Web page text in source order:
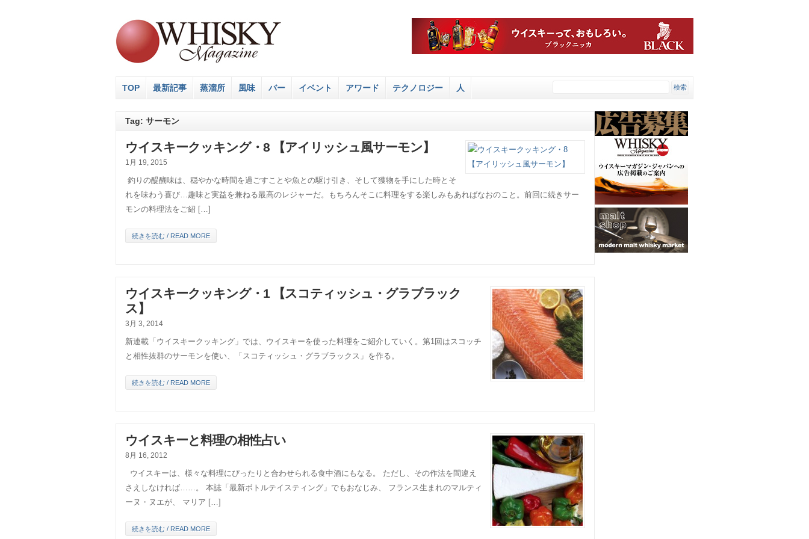
TOP 最新記事 蒸溜所 風味 バー イベント アワード テクノロジー 人
Tag: サーモン
ウイスキークッキング・8 【アイリッシュ風サーモン】
1月 19, 2015
釣りの醍醐味は、穏やかな時間を過ごすことや魚との駆け引き、そして獲物を手にした時とそ
れを味わう喜び…趣味と実益を兼ねる最高のレジャーだ。もちろんそこに料理をする楽しみもあればなおのこと。前回に続きサー
モンの料理法をご紹 […]
続きを読む / READ MORE
ウイスキークッキング・1 【スコティッシュ・グラブラック
ス】
3月 3, 2014
新連載「ウイスキークッキング」では、ウイスキーを使った料理をご紹介していく。第1回はスコッチ
と相性抜群のサーモンを使い、「スコティッシュ・グラブラックス」を作る。
続きを読む / READ MORE
ウイスキーと料理の相性占い
8月 16, 2012
ウイスキーは、様々な料理にぴったりと合わせられる食中酒にもなる。 ただし、その作法を間違え
さえしなければ……。 本誌「最新ボトルテイスティング」でもおなじみ、 フランス生まれのマルティ
ーヌ・ヌエが、 マリア […]
続きを読む / READ MORE